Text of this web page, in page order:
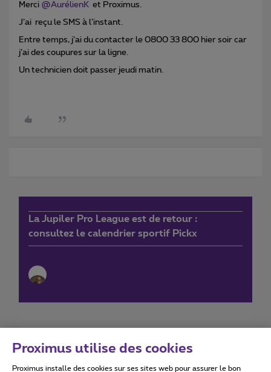
Merci @AurélienK et Proximus.
J’ai reçu le SMS à l’instant.
Entre temps, j’ai du contacter le 0800 33 800 hier soir car
j’ai des coupures sur la ligne.
Un technicien doit passer jeudi matin.
La Jupiler Pro League est de retour :
consultez le calendrier sportif Pickx
Proximus utilise des cookies
Proximus installe des cookies sur ses sites web pour assurer le bon